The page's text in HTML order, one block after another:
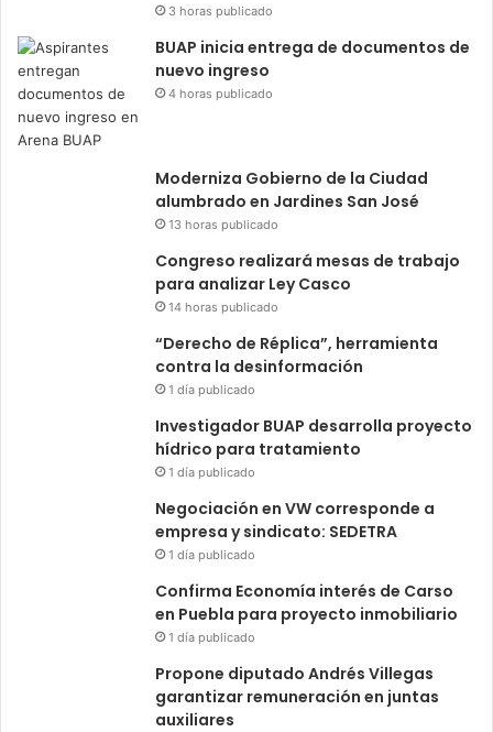
3 horas publicado
BUAP inicia entrega de documentos de
nuevo ingreso
4 horas publicado
Moderniza Gobierno de la Ciudad
alumbrado en Jardines San José
13 horas publicado
Congreso realizará mesas de trabajo
para analizar Ley Casco
14 horas publicado
“Derecho de Réplica”, herramienta
contra la desinformación
1 día publicado
Investigador BUAP desarrolla proyecto
hídrico para tratamiento
1 día publicado
Negociación en VW corresponde a
empresa y sindicato: SEDETRA
1 día publicado
Confirma Economía interés de Carso
en Puebla para proyecto inmobiliario
1 día publicado
Propone diputado Andrés Villegas
garantizar remuneración en juntas
auxiliares